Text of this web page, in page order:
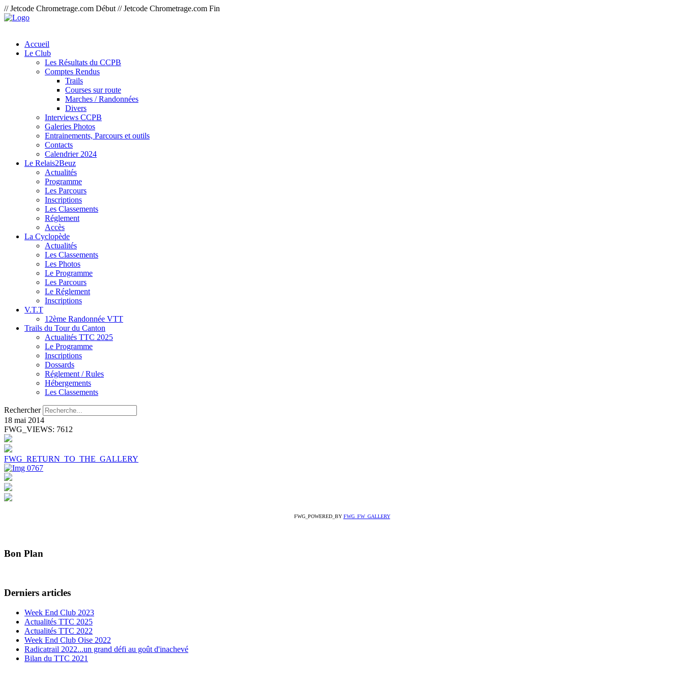
// Jetcode Chrometrage.com Début // Jetcode Chrometrage.com Fin
Accueil
Le Club
Les Résultats du CCPB
Comptes Rendus
Trails
Courses sur route
Marches / Randonnées
Divers
Interviews CCPB
Galeries Photos
Entrainements, Parcours et outils
Contacts
Calendrier 2024
Le Relais2Beuz
Actualités
Programme
Les Parcours
Inscriptions
Les Classements
Réglement
Accès
La Cyclopède
Actualités
Les Classements
Les Photos
Le Programme
Les Parcours
Le Réglement
Inscriptions
V.T.T
12ème Randonnée VTT
Trails du Tour du Canton
Actualités TTC 2025
Le Programme
Inscriptions
Dossards
Réglement / Rules
Hébergements
Les Classements
Rechercher
18 mai 2014
FWG_VIEWS: 7612
FWG_RETURN_TO_THE_GALLERY
FWG_POWERED_BY FWG_FW_GALLERY
Bon Plan
Derniers articles
Week End Club 2023
Actualités TTC 2025
Actualités TTC 2022
Week End Club Oise 2022
Radicatrail 2022...un grand défi au goût d'inachevé
Bilan du TTC 2021